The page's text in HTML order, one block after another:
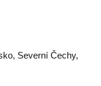
, Severní Čechy,